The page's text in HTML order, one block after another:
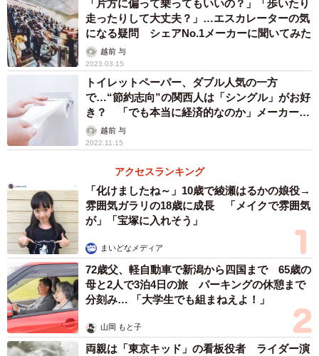
「片方に偏って乗ってもいいの？」「歩いたり
走ったりして大丈夫？」…エスカレーターの気
になる疑問 シェアNo.1メーカーに聞いてみた
越前 与
2023.03.15
トイレットペーパー、ダブル人気の一方
で…“節約志向”の関西人は「シングル」がお好
き？ 「でも本当に経済的なのか」メーカーに
聞いてみた
越前 与
2022.11.15
アクセスランキング
「化けましたね～」10歳で綾瀬はるかの娘役→
雰囲気ガラリの18歳に成長 「メイクで雰囲気
が」「宝塚に入れそう」
まいどなメディア
72歳父、軽自動車で新潟から四国まで 65歳の
母と2人で3泊4日の旅 パーキングの休憩まで
分刻み… 「大学生でも組まねえよ！」
山岡 もと子
両親は「東京キッド」の看板役者 ライダー演